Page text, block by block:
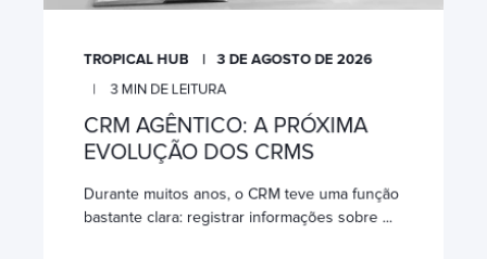
TROPICAL HUB
3 DE AGOSTO DE 2026
3MIN DE LEITURA
CRM AGÊNTICO: A PRÓXIMA
EVOLUÇÃO DOS CRMS
Durante muitos anos, o CRM teve uma função
bastante clara: registrar informações sobre ...